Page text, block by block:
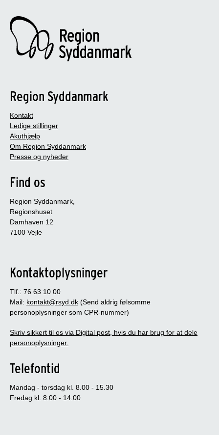
Region Syddanmark
Kontakt
Ledige stillinger
Akuthjælp
Om Region Syddanmark
Presse og nyheder
Find os
Region Syddanmark,
Regionshuset
Damhaven 12
7100 Vejle
Kontaktoplysninger
Tlf.: 76 63 10 00
Mail: kontakt@rsyd.dk (Send aldrig følsomme
personoplysninger som CPR-nummer)
Skriv sikkert til os via Digital post, hvis du har brug for at dele
personoplysninger.
Telefontid
Mandag - torsdag kl. 8.00 - 15.30
Fredag kl. 8.00 - 14.00